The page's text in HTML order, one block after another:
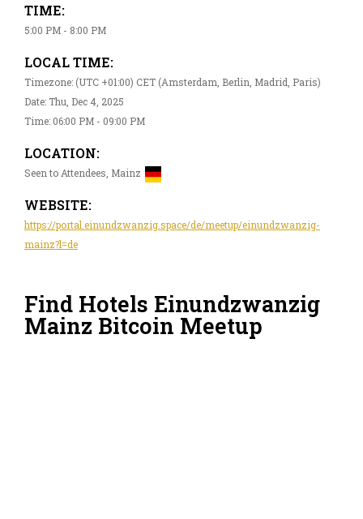
TIME:
5:00 PM - 8:00 PM
LOCAL TIME:
Timezone: (UTC +01:00) CET (Amsterdam, Berlin, Madrid, Paris)
Date: Thu, Dec 4, 2025
Time: 06:00 PM - 09:00 PM
LOCATION:
Seen to Attendees, Mainz
WEBSITE:
https://portal.einundzwanzig.space/de/meetup/einundzwanzig-
mainz?l=de
Find Hotels Einundzwanzig
Mainz Bitcoin Meetup